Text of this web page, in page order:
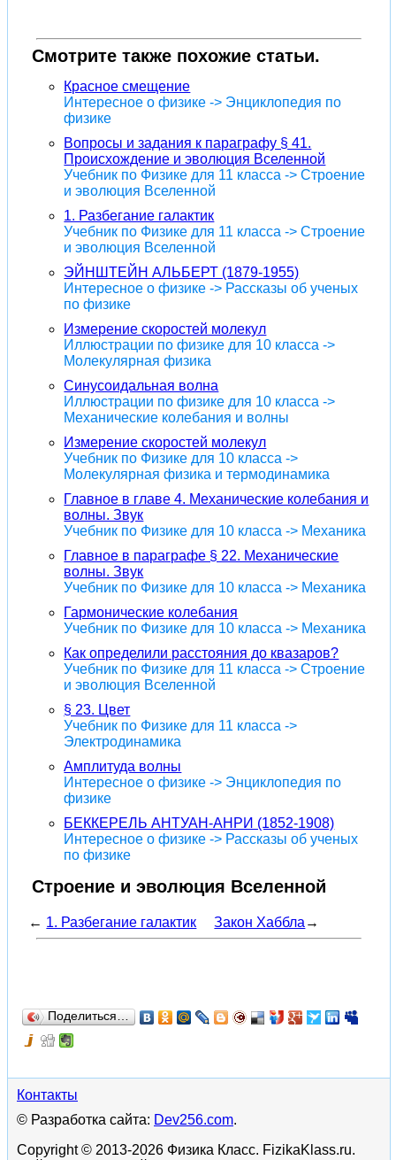
Смотрите также похожие статьи.
Красное смещение
Интересное о физике -> Энциклопедия по
физике
Вопросы и задания к параграфу § 41.
Происхождение и эволюция Вселенной
Учебник по Физике для 11 класса -> Строение
и эволюция Вселенной
1. Разбегание галактик
Учебник по Физике для 11 класса -> Строение
и эволюция Вселенной
ЭЙНШТЕЙН АЛЬБЕРТ (1879-1955)
Интересное о физике -> Рассказы об ученых
по физике
Измерение скоростей молекул
Иллюстрации по физике для 10 класса ->
Молекулярная физика
Синусоидальная волна
Иллюстрации по физике для 10 класса ->
Механические колебания и волны
Измерение скоростей молекул
Учебник по Физике для 10 класса ->
Молекулярная физика и термодинамика
Главное в главе 4. Механические колебания и
волны. Звук
Учебник по Физике для 10 класса -> Механика
Главное в параграфе § 22. Механические
волны. Звук
Учебник по Физике для 10 класса -> Механика
Гармонические колебания
Учебник по Физике для 10 класса -> Механика
Как определили расстояния до квазаров?
Учебник по Физике для 11 класса -> Строение
и эволюция Вселенной
§ 23. Цвет
Учебник по Физике для 11 класса ->
Электродинамика
Амплитуда волны
Интересное о физике -> Энциклопедия по
физике
БЕККЕРЕЛЬ АНТУАН-АНРИ (1852-1908)
Интересное о физике -> Рассказы об ученых
по физике
Строение и эволюция Вселенной
← 1. Разбегание галактик Закон Хаббла →
Поделиться…
Контакты
© Разработка сайта: Dev256.com.
Copyright © 2013-2026 Физика Класс. FizikaKlass.ru.